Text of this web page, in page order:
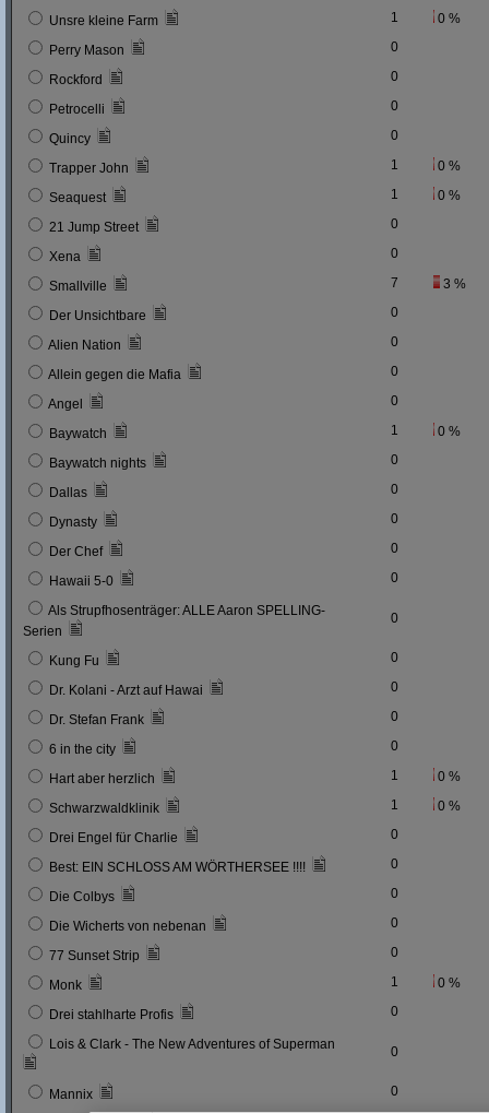
Unsre kleine Farm 1 0 %
Perry Mason 0
Rockford 0
Petrocelli 0
Quincy 0
Trapper John 1 0 %
Seaquest 1 0 %
21 Jump Street 0
Xena 0
Smallville 7 3 %
Der Unsichtbare 0
Alien Nation 0
Allein gegen die Mafia 0
Angel 0
Baywatch 1 0 %
Baywatch nights 0
Dallas 0
Dynasty 0
Der Chef 0
Hawaii 5-0 0
Als Strupfhosenträger: ALLE Aaron SPELLING-
Serien
0
Kung Fu 0
Dr. Kolani - Arzt auf Hawai 0
Dr. Stefan Frank 0
6 in the city 0
Hart aber herzlich 1 0 %
Schwarzwaldklinik 1 0 %
Drei Engel für Charlie 0
Best: EIN SCHLOSS AM WÖRTHERSEE !!!! 0
Die Colbys 0
Die Wicherts von nebenan 0
77 Sunset Strip 0
Monk 1 0 %
Drei stahlharte Profis 0
Lois & Clark - The New Adventures of Superman 0
Mannix 0